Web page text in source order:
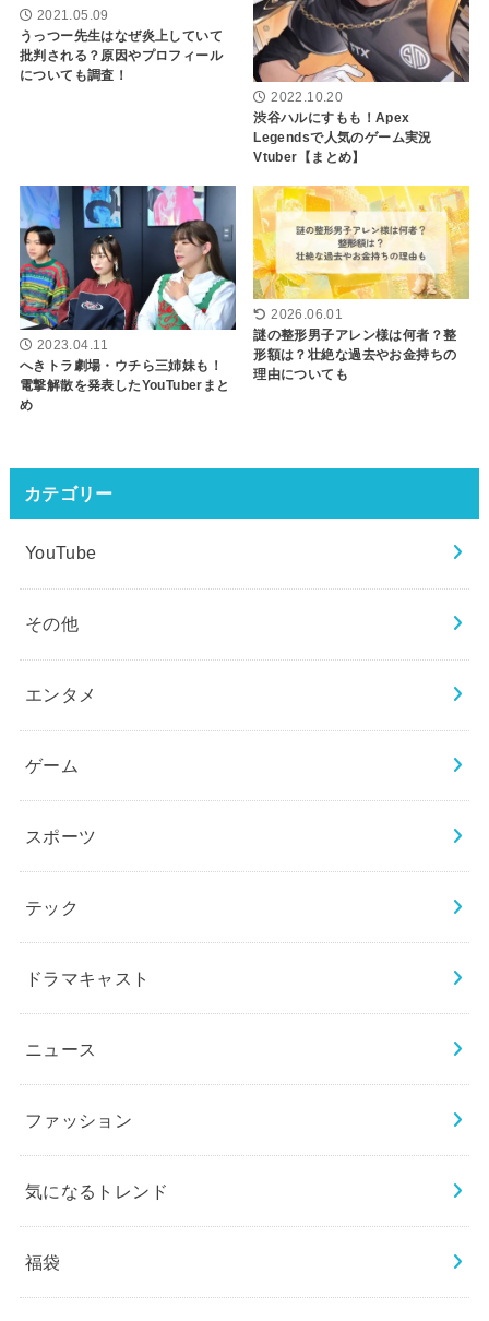
2021.05.09
うっつー先生はなぜ炎上していて
批判される？原因やプロフィール
についても調査！
2022.10.20
渋谷ハルにすもも！Apex
Legendsで人気のゲーム実況
Vtuber【まとめ】
2023.04.11
へきトラ劇場・ウチら三姉妹も！
電撃解散を発表したYouTuberまと
め
2026.06.01
謎の整形男子アレン様は何者？整
形額は？壮絶な過去やお金持ちの
理由についても
カテゴリー
YouTube
その他
エンタメ
ゲーム
スポーツ
テック
ドラマキャスト
ニュース
ファッション
気になるトレンド
福袋